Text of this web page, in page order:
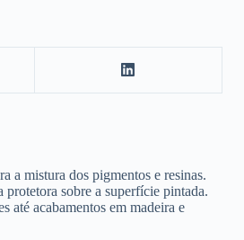
a mistura dos pigmentos e resinas.
protetora sobre a superfície pintada.
até acabamentos em madeira e